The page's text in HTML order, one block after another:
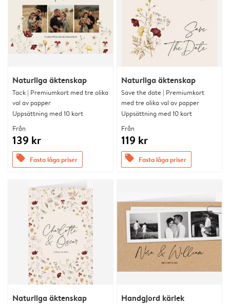
Naturliga äktenskap
Tack | Premiumkort med tre olika
val av papper
Uppsättning med 10 kort
Från
139 kr
offers Fasta låga priser
Naturliga äktenskap
Save the date | Premiumkort
med tre olika val av papper
Uppsättning med 10 kort
Från
119 kr
offers Fasta låga priser
Naturliga äktenskap Handgjord kärlek